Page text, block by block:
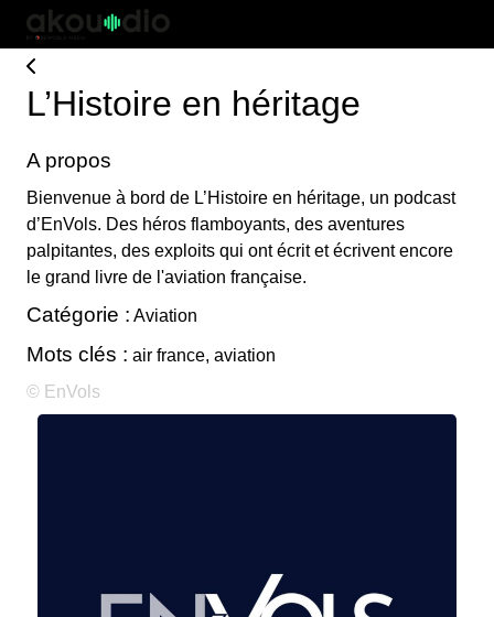
L’Histoire en héritage
A propos
Bienvenue à bord de L’Histoire en héritage, un podcast
d’EnVols. Des héros flamboyants, des aventures
palpitantes, des exploits qui ont écrit et écrivent encore
le grand livre de l'aviation française.
Catégorie : Aviation
Mots clés : air france, aviation
© EnVols